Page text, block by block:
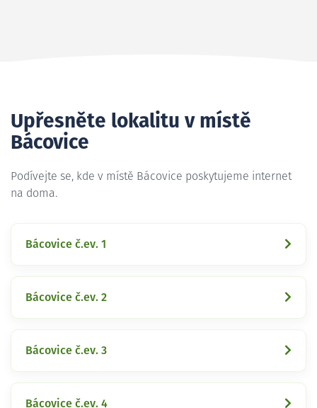
Upřesněte lokalitu v místě
Bácovice
Podívejte se, kde v místě Bácovice poskytujeme internet
na doma.
Bácovice č.ev. 1
Bácovice č.ev. 2
Bácovice č.ev. 3
Bácovice č.ev. 4